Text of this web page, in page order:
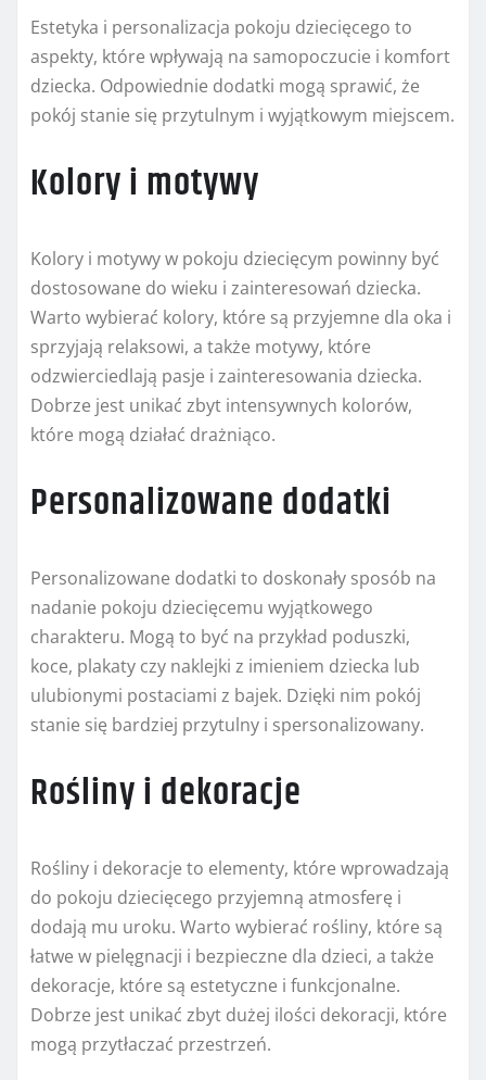
Estetyka i personalizacja pokoju dziecięcego to
aspekty, które wpływają na samopoczucie i komfort
dziecka. Odpowiednie dodatki mogą sprawić, że
pokój stanie się przytulnym i wyjątkowym miejscem.
Kolory i motywy
Kolory i motywy w pokoju dziecięcym powinny być
dostosowane do wieku i zainteresowań dziecka.
Warto wybierać kolory, które są przyjemne dla oka i
sprzyjają relaksowi, a także motywy, które
odzwierciedlają pasje i zainteresowania dziecka.
Dobrze jest unikać zbyt intensywnych kolorów,
które mogą działać drażniąco.
Personalizowane dodatki
Personalizowane dodatki to doskonały sposób na
nadanie pokoju dziecięcemu wyjątkowego
charakteru. Mogą to być na przykład poduszki,
koce, plakaty czy naklejki z imieniem dziecka lub
ulubionymi postaciami z bajek. Dzięki nim pokój
stanie się bardziej przytulny i spersonalizowany.
Rośliny i dekoracje
Rośliny i dekoracje to elementy, które wprowadzają
do pokoju dziecięcego przyjemną atmosferę i
dodają mu uroku. Warto wybierać rośliny, które są
łatwe w pielęgnacji i bezpieczne dla dzieci, a także
dekoracje, które są estetyczne i funkcjonalne.
Dobrze jest unikać zbyt dużej ilości dekoracji, które
mogą przytłaczać przestrzeń.